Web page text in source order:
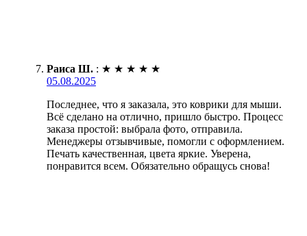
Раиса Ш. : ★ ★ ★ ★ ★
05.08.2025
Последнее, что я заказала, это коврики для мыши.
Всё сделано на отлично, пришло быстро. Процесс
заказа простой: выбрала фото, отправила.
Менеджеры отзывчивые, помогли с оформлением.
Печать качественная, цвета яркие. Уверена,
понравится всем. Обязательно обращусь снова!